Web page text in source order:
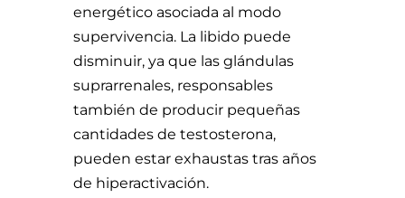
energético asociada al modo
supervivencia. La libido puede
disminuir, ya que las glándulas
suprarrenales, responsables
también de producir pequeñas
cantidades de testosterona,
pueden estar exhaustas tras años
de hiperactivación.